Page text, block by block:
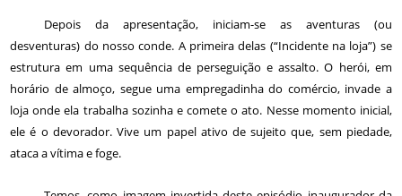
Depois da apresentação, iniciam-se as aventuras (ou
desventuras) do nosso conde. A primeira delas (“Incidente na loja”) se
estrutura em uma sequência de perseguição e assalto. O herói, em
horário de almoço, segue uma empregadinha do comércio, invade a
loja onde ela trabalha sozinha e comete o ato. Nesse momento inicial,
ele é o devorador. Vive um papel ativo de sujeito que, sem piedade,
ataca a vítima e foge.